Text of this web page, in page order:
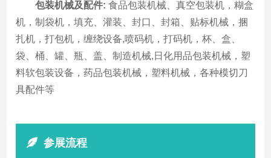
包装机械及配件: 食品包装机械、真空包装机，糊盒
机，制袋机，填充、灌装、封口、封箱、贴标机械，捆
扎机，打包机，缠绕设备,喷码机，打码机，杯、盒、
袋、桶、罐、瓶、盖、制造机械,日化用品包装机械，塑
料软包装设备，药品包装机械，塑料机械，各种模切刀
具配件等
参展流程